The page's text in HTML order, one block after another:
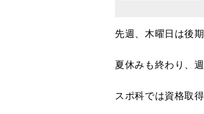
先週、木曜日は後
夏休みも終わり、
スポ科では資格取